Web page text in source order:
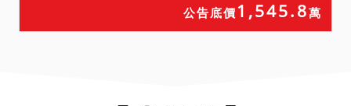
公告底價 1,545.8萬